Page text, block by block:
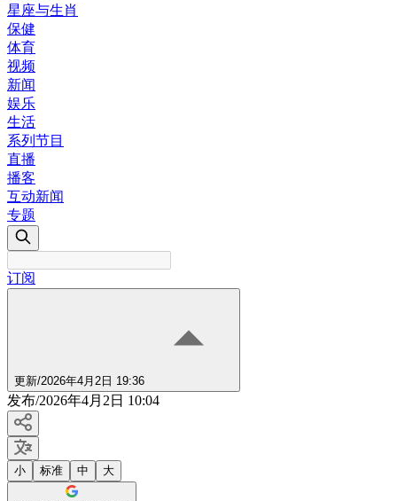
星座与生肖
保健
体育
视频
新闻
娱乐
生活
系列节目
直播
播客
互动新闻
专题
订阅
更新/2026年4月2日 19:36
发布/2026年4月2日 10:04
小 标准 中 大